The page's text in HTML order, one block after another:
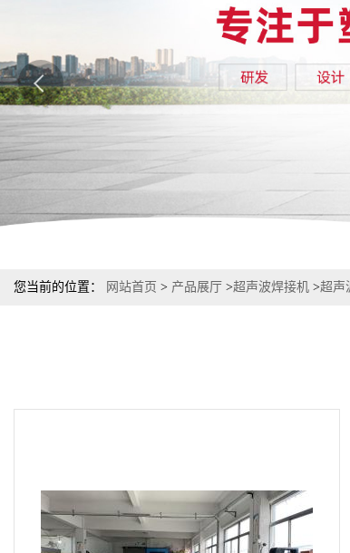
您当前的位置： 网站首页 > 产品展厅 >超声波焊接机 >超声